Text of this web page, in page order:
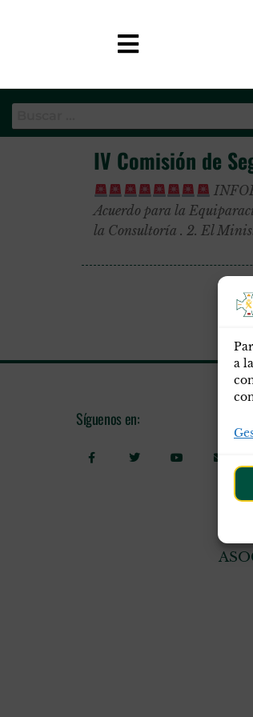
a
APC-GC
Etiqueta:
IV Comisión de
Acuerdo para la
la Consultoría . 2. El
Síguenos en: